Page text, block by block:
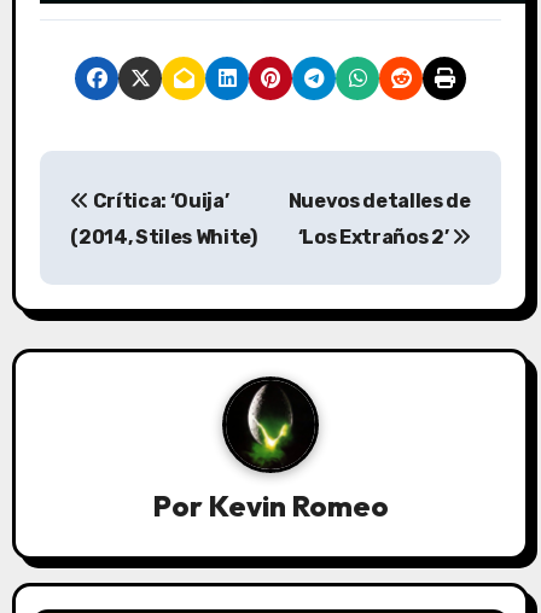
N
v
e
ó
Crítica: ‘Ouija’
(2014, Stiles White)
Nuevos detalles de
‘Los Extraños 2’
Por Kevin Romeo